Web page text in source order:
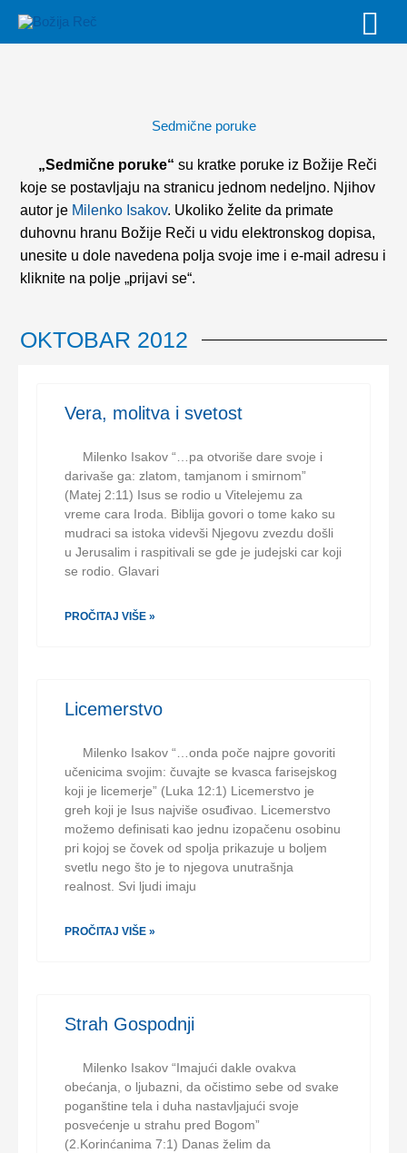
Sedmične poruke
„Sedmične poruke“ su kratke poruke iz Božije Reči
koje se postavljaju na stranicu jednom nedeljno. Njihov
autor je Milenko Isakov. Ukoliko želite da primate
duhovnu hranu Božije Reči u vidu elektronskog dopisa,
unesite u dole navedena polja svoje ime i e-mail adresu i
kliknite na polje „prijavi se“.
OKTOBAR 2012
Vera, molitva i svetost
Milenko Isakov “…pa otvoriše dare svoje i
darivaše ga: zlatom, tamjanom i smirnom”
(Matej 2:11) Isus se rodio u Vitelejemu za
vreme cara Iroda. Biblija govori o tome kako su
mudraci sa istoka videvši Njegovu zvezdu došli
u Jerusalim i raspitivali se gde je judejski car koji
se rodio. Glavari
PROČITAJ VIŠE »
Licemerstvo
Milenko Isakov “…onda poče najpre govoriti
učenicima svojim: čuvajte se kvasca farisejskog
koji je licemerje” (Luka 12:1) Licemerstvo je
greh koji je Isus najviše osuđivao. Licemerstvo
možemo definisati kao jednu izopačenu osobinu
pri kojoj se čovek od spolja prikazuje u boljem
svetlu nego što je to njegova unutrašnja
realnost. Svi ljudi imaju
PROČITAJ VIŠE »
Strah Gospodnji
Milenko Isakov “Imajući dakle ovakva
obećanja, o ljubazni, da očistimo sebe od svake
poganštine tela i duha nastavljajući svoje
posvećenje u strahu pred Bogom”
(2.Korinćanima 7:1) Danas želim da